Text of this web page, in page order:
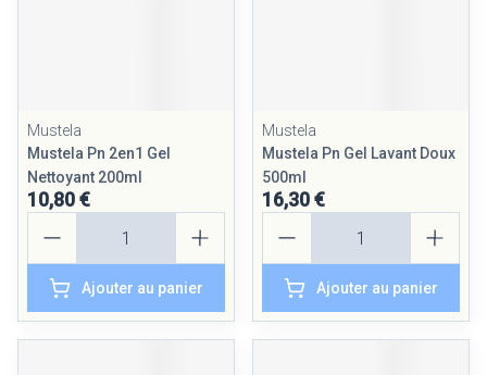
Mustela
Mustela Pn 2en1 Gel
Nettoyant 200ml
10,80 €
Ajouter au panier
Mustela
Mustela Pn Gel Lavant Doux
500ml
16,30 €
Ajouter au panier